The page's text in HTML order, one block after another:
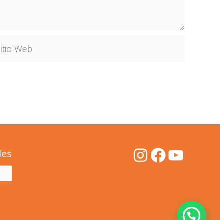
Instagram